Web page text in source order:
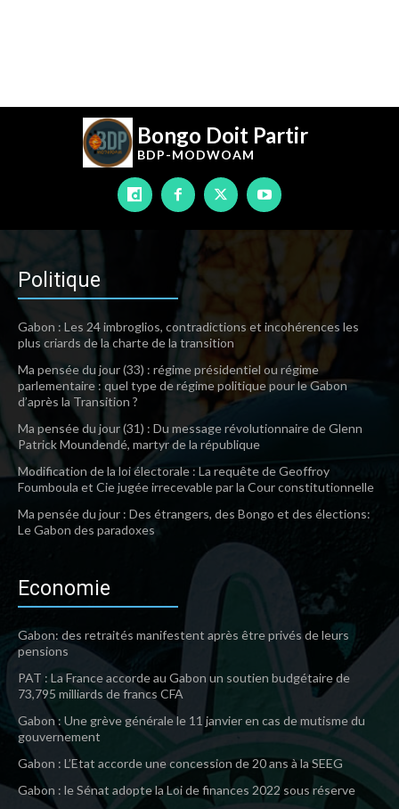
Bongo Doit Partir
BDP-MODWOAM
Politique
Gabon : Les 24 imbroglios, contradictions et incohérences les
plus criards de la charte de la transition
Ma pensée du jour (33) : régime présidentiel ou régime
parlementaire : quel type de régime politique pour le Gabon
d’après la Transition ?
Ma pensée du jour (31) : Du message révolutionnaire de Glenn
Patrick Moundendé, martyr de la république
Modification de la loi électorale : La requête de Geoffroy
Foumboula et Cie jugée irrecevable par la Cour constitutionnelle
Ma pensée du jour : Des étrangers, des Bongo et des élections:
Le Gabon des paradoxes
Economie
Gabon: des retraités manifestent après être privés de leurs
pensions
PAT : La France accorde au Gabon un soutien budgétaire de
73,795 milliards de francs CFA
Gabon : Une grève générale le 11 janvier en cas de mutisme du
gouvernement
Gabon : L’Etat accorde une concession de 20 ans à la SEEG
Gabon : le Sénat adopte la Loi de finances 2022 sous réserve